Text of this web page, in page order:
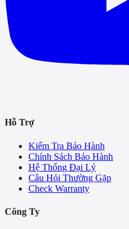
Hỗ Trợ
Kiểm Tra Bảo Hành
Chính Sách Bảo Hành
Hệ Thống Đại Lý
Câu Hỏi Thường Gặp
Check Warranty
Công Ty